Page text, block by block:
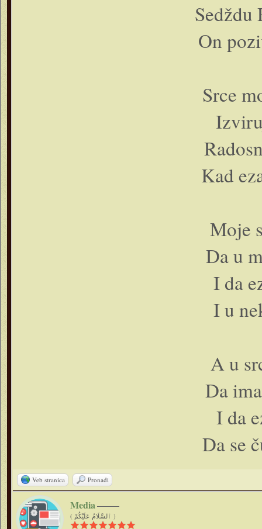
Sedždu
On
Srce
Kad
Moje
Da u
I da
I u
A u
Da
I da
Da se
Veb stranica Pronađi
Media
( ٱلسَّلَامُ عَلَيْكُمْ )